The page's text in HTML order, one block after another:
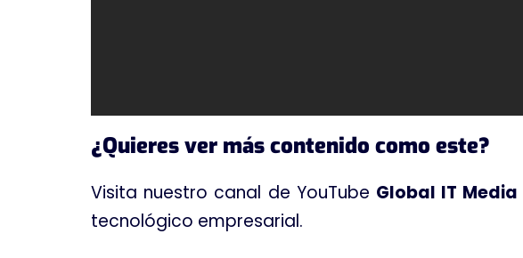
¿Quieres ver más contenido como este?
Visita nuestro canal de YouTube Global IT Media
tecnológico empresarial.